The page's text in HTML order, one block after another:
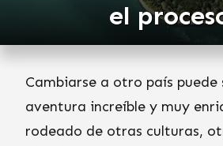
el
Cambiarse a otro país puede
aventura increíble y muy
rodeado de otras culturas,